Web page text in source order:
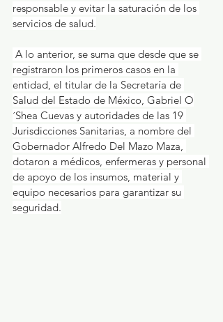
responsable y evitar la saturación de los
servicios de salud.
registraron los primeros casos en la
entidad, el titular de la Secretaría de
Salud del Estado de México, Gabriel O
´Shea Cuevas y autoridades de las 19
Jurisdicciones Sanitarias, a nombre del
Gobernador Alfredo Del Mazo Maza,
dotaron a médicos, enfermeras y personal
de apoyo de los insumos, material y
equipo necesarios para garantizar su
seguridad.